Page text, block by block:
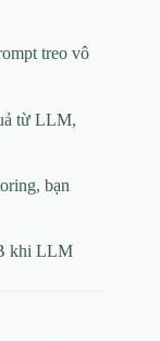
treo vô
từ LLM,
bạn
khi LLM